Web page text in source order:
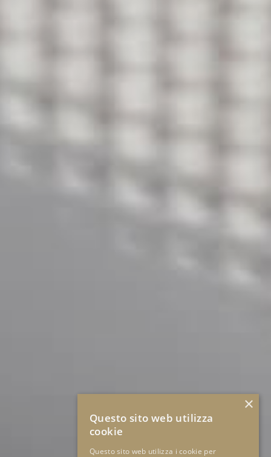
×
Questo sito web utilizza
cookie
Questo sito web utilizza i cookie per